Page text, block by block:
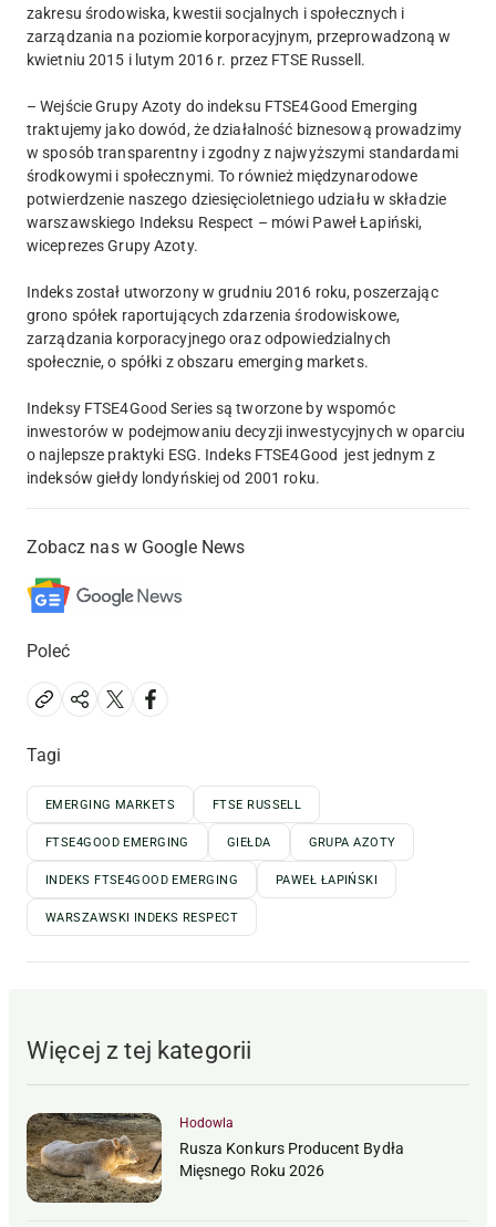
zakresu środowiska, kwestii socjalnych i społecznych i
zarządzania na poziomie korporacyjnym, przeprowadzoną w
kwietniu 2015 i lutym 2016 r. przez FTSE Russell.
– Wejście Grupy Azoty do indeksu FTSE4Good Emerging
traktujemy jako dowód, że działalność biznesową prowadzimy
w sposób transparentny i zgodny z najwyższymi standardami
środkowymi i społecznymi. To również międzynarodowe
potwierdzenie naszego dziesięcioletniego udziału w składzie
warszawskiego Indeksu Respect – mówi Paweł Łapiński,
wiceprezes Grupy Azoty.
Indeks został utworzony w grudniu 2016 roku, poszerzając
grono spółek raportujących zdarzenia środowiskowe,
zarządzania korporacyjnego oraz odpowiedzialnych
społecznie, o spółki z obszaru emerging markets.
Indeksy FTSE4Good Series są tworzone by wspomóc
inwestorów w podejmowaniu decyzji inwestycyjnych w oparciu
o najlepsze praktyki ESG. Indeks FTSE4Good jest jednym z
indeksów giełdy londyńskiej od 2001 roku.
Zobacz nas w Google News
Poleć
Tagi
EMERGING MARKETS FTSE RUSSELL
FTSE4GOOD EMERGING GIEŁDA GRUPA AZOTY
INDEKS FTSE4GOOD EMERGING PAWEŁ ŁAPIŃSKI
WARSZAWSKI INDEKS RESPECT
Więcej z tej kategorii
Hodowla
Rusza Konkurs Producent Bydła
Mięsnego Roku 2026